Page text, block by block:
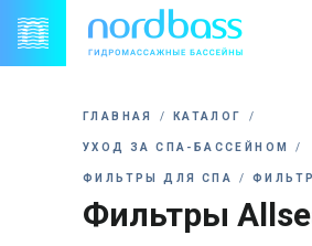
ГЛАВНАЯ КАТАЛОГ
УХОД ЗА СПА-БАССЕЙНОМ
ФИЛЬТРЫ ДЛЯ СПА
Фильтры